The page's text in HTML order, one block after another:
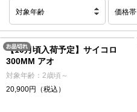
対象年齢 価格帯
【10月頃入荷予定】サイコロ
300MM アオ
対象年齢：2歳頃～
20,900円（税込）